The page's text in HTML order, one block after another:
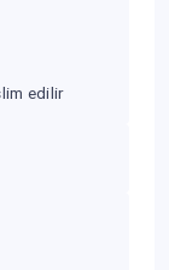
edilir